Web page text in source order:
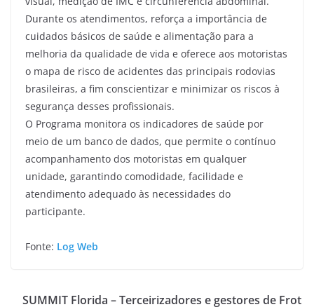
Durante os atendimentos, reforça a importância de
cuidados básicos de saúde e alimentação para a
melhoria da qualidade de vida e oferece aos motoristas
o mapa de risco de acidentes das principais rodovias
brasileiras, a fim conscientizar e minimizar os riscos à
segurança desses profissionais.
O Programa monitora os indicadores de saúde por
meio de um banco de dados, que permite o contínuo
acompanhamento dos motoristas em qualquer
unidade, garantindo comodidade, facilidade e
atendimento adequado às necessidades do
participante.
Fonte: Log Web
SUMMIT Florida – Terceirizadores e gestores de Frot